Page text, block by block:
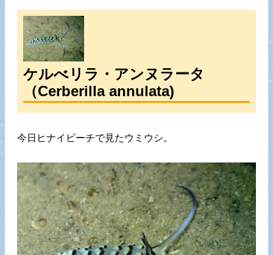
ケルべリラ・アンヌラータ
（Cerberilla annulata)
今日ヒナイビーチで見たウミウシ。